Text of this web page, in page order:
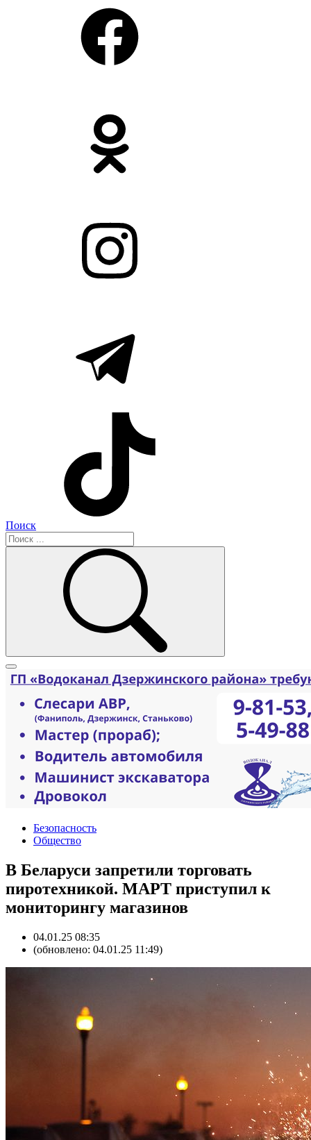
Поиск
Безопасность
Общество
В Беларуси запретили торговать
пиротехникой. МАРТ приступил к
мониторингу магазинов
04.01.25 08:35
(обновлено: 04.01.25 11:49)